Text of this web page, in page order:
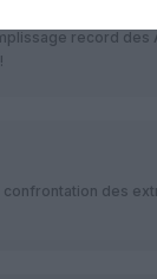
record
confrontation des